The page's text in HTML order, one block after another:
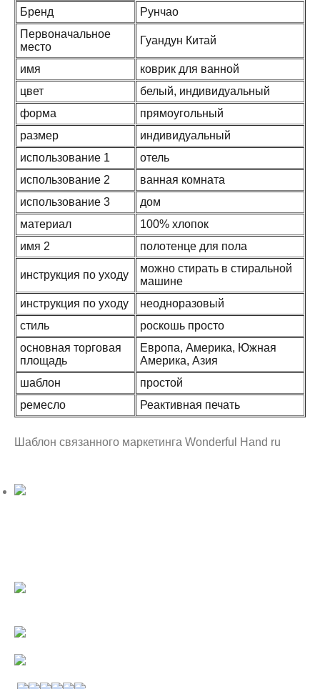
Бренд
Рунчао
Первоначальное
место
Гуандун Китай
имя
коврик для ванной
цвет
белый, индивидуальный
форма
прямоугольный
размер
индивидуальный
использование 1
отель
использование 2
ванная комната
использование 3
дом
материал
100% хлопок
имя 2
полотенце для пола
инструкция по уходу
можно стирать в стиральной
машине
инструкция по уходу
неодноразовый
стиль
роскошь просто
основная торговая
площадь
Европа, Америка, Южная
Америка, Азия
шаблон
простой
ремесло
Реактивная печать
Шаблон связанного маркетинга Wonderful Hand ru